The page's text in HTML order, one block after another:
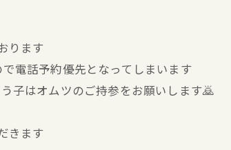
ります
電話予約優先となってしまいます
子はオムツのご持参をお願いします🙇
きます